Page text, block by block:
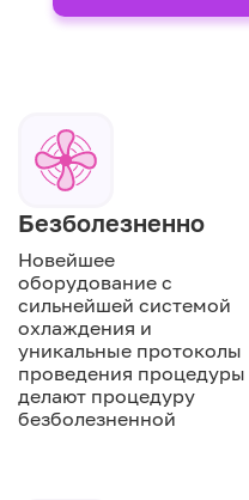
Безболезненно
Новейшее
оборудование с
сильнейшей системой
охлаждения и
уникальные протоколы
проведения процедуры
делают процедуру
безболезненной